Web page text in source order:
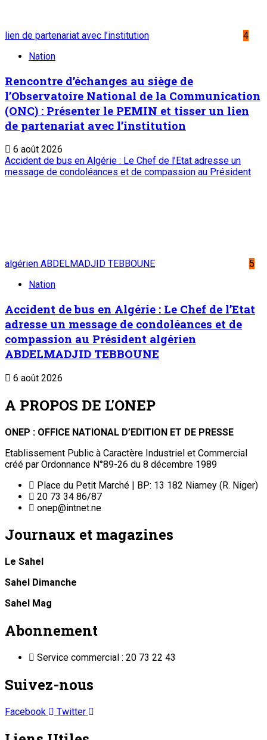
lien de partenariat avec l’institution
4
Nation
Rencontre d’échanges au siège de
l’Observatoire National de la Communication
(ONC) : Présenter le PEMIN et tisser un lien
de partenariat avec l’institution
6 août 2026
Accident de bus en Algérie : Le Chef de l’Etat adresse un
message de condoléances et de compassion au Président
algérien ABDELMADJID TEBBOUNE
5
Nation
Accident de bus en Algérie : Le Chef de l’Etat
adresse un message de condoléances et de
compassion au Président algérien
ABDELMADJID TEBBOUNE
6 août 2026
A PROPOS DE L'ONEP
ONEP : OFFICE NATIONAL D’EDITION ET DE PRESSE
Etablissement Public à Caractère Industriel et Commercial
créé par Ordonnance N°89-26 du 8 décembre 1989
Place du Petit Marché | BP: 13 182 Niamey (R. Niger)
20 73 34 86/87
onep@intnet.ne
Journaux et magazines
Le Sahel
Sahel Dimanche
Sahel Mag
Abonnement
Service commercial : 20 73 22 43
Suivez-nous
Facebook Twitter